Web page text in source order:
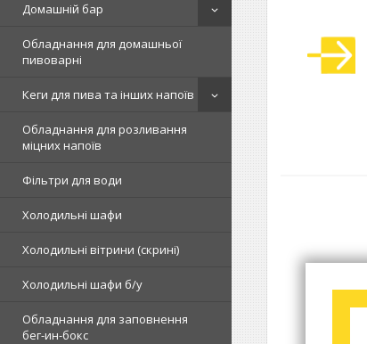
Домашній бар
Обладнання для домашньої
пивоварні
Кеги для пива та інших напоїв
Обладнання для розливання
міцних напоїв
Фільтри для води
Холодильні шафи
Холодильні вітрини (скрині)
Холодильні шафи б/у
Обладнання для заповнення
бег-ин-бокс